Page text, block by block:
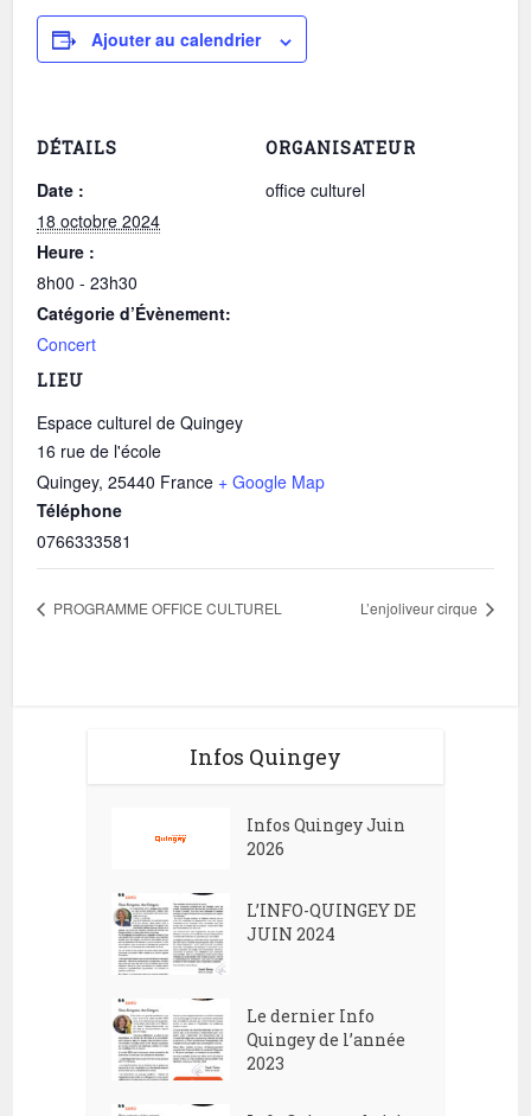
Ajouter au calendrier
DÉTAILS
Date :
18 octobre 2024
Heure :
8h00 - 23h30
Catégorie d’Évènement:
Concert
LIEU
Espace culturel de Quingey
16 rue de l'école
Quingey, 25440 France + Google Map
Téléphone
0766333581
ORGANISATEUR
office culturel
PROGRAMME OFFICE CULTUREL L’enjoliveur cirque
Infos Quingey
Infos Quingey Juin
2026
L’INFO-QUINGEY DE
JUIN 2024
Le dernier Info
Quingey de l’année
2023